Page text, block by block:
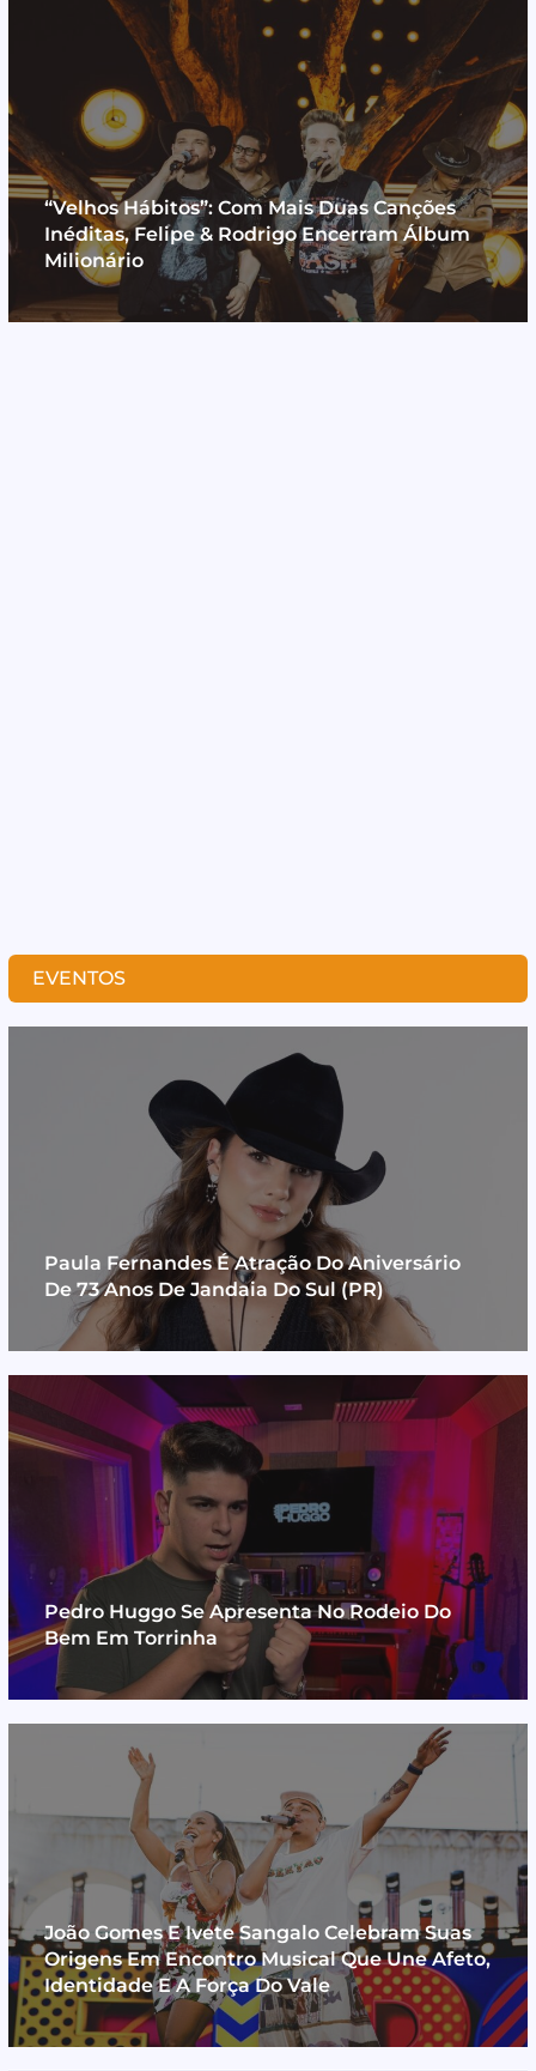
“Velhos Hábitos”: Com Mais Duas Canções
Inéditas, Felipe & Rodrigo Encerram Álbum
Milionário
EVENTOS
Paula Fernandes É Atração Do Aniversário
De 73 Anos De Jandaia Do Sul (PR)
Pedro Huggo Se Apresenta No Rodeio Do
Bem Em Torrinha
João Gomes E Ivete Sangalo Celebram Suas
Origens Em Encontro Musical Que Une Afeto,
Identidade E A Força Do Vale